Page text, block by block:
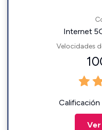
Internet
Velocidades
Calificación
Ver